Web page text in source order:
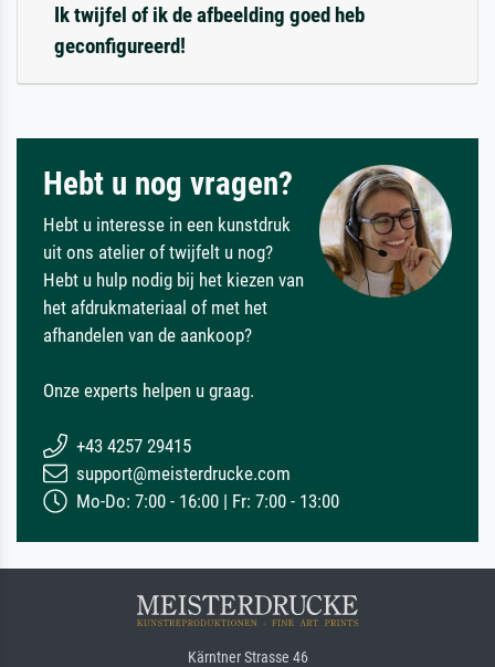
Ik twijfel of ik de afbeelding goed heb
geconfigureerd!
Hebt u nog vragen?
Hebt u interesse in een kunstdruk
uit ons atelier of twijfelt u nog?
Hebt u hulp nodig bij het kiezen van
het afdrukmateriaal of met het
afhandelen van de aankoop?
Onze experts helpen u graag.
+43 4257 29415
support@meisterdrucke.com
Mo-Do: 7:00 - 16:00 | Fr: 7:00 - 13:00
Kärntner Strasse 46